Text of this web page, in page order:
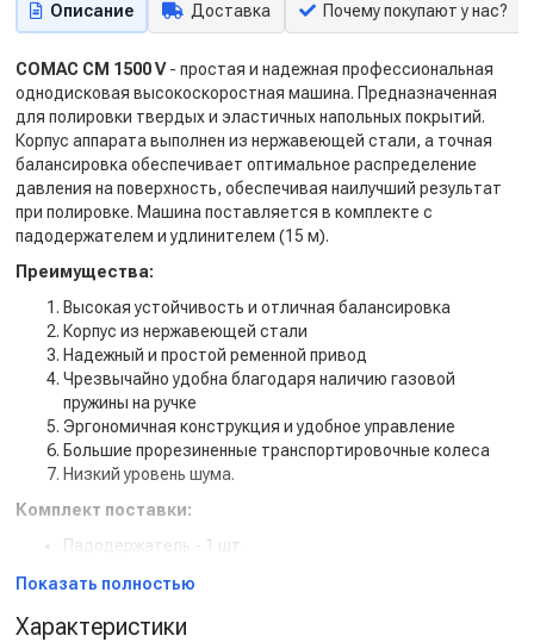
Описание Доставка Почему покупают у нас?
COMAC CM 1500 V- простая и надежная профессиональная
однодисковая высокоскоростная машина. Предназначенная
для полировки твердых и эластичных напольных покрытий.
Корпус аппарата выполнен из нержавеющей стали, а точная
балансировка обеспечивает оптимальное распределение
давления на поверхность, обеспечивая наилучший результат
при полировке. Машина поставляется в комплекте с
падодержателем и удлинителем (15 м).
Преимущества:
Высокая устойчивость и отличная балансировка
Корпус из нержавеющей стали
Надежный и простой ременной привод
Чрезвычайно удобна благодаря наличию газовой
пружины на ручке
Эргономичная конструкция и удобное управление
Большие прорезиненные транспортировочные колеса
Низкий уровень шума.
Комплект поставки:
Падодержатель - 1 шт.
Показать полностью
Характеристики